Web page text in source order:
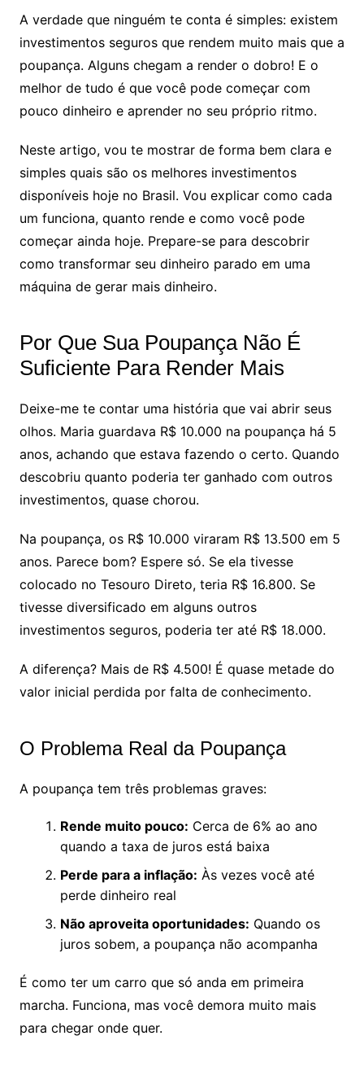
A verdade que ninguém te conta é simples: existem
investimentos seguros que rendem muito mais que a
poupança. Alguns chegam a render o dobro! E o
melhor de tudo é que você pode começar com
pouco dinheiro e aprender no seu próprio ritmo.
Neste artigo, vou te mostrar de forma bem clara e
simples quais são os melhores investimentos
disponíveis hoje no Brasil. Vou explicar como cada
um funciona, quanto rende e como você pode
começar ainda hoje. Prepare-se para descobrir
como transformar seu dinheiro parado em uma
máquina de gerar mais dinheiro.
Por Que Sua Poupança Não É
Suficiente Para Render Mais
Deixe-me te contar uma história que vai abrir seus
olhos. Maria guardava R$ 10.000 na poupança há 5
anos, achando que estava fazendo o certo. Quando
descobriu quanto poderia ter ganhado com outros
investimentos, quase chorou.
Na poupança, os R$ 10.000 viraram R$ 13.500 em 5
anos. Parece bom? Espere só. Se ela tivesse
colocado no Tesouro Direto, teria R$ 16.800. Se
tivesse diversificado em alguns outros
investimentos seguros, poderia ter até R$ 18.000.
A diferença? Mais de R$ 4.500! É quase metade do
valor inicial perdida por falta de conhecimento.
O Problema Real da Poupança
A poupança tem três problemas graves:
Rende muito pouco: Cerca de 6% ao ano
quando a taxa de juros está baixa
Perde para a inflação: Às vezes você até
perde dinheiro real
Não aproveita oportunidades: Quando os
juros sobem, a poupança não acompanha
É como ter um carro que só anda em primeira
marcha. Funciona, mas você demora muito mais
para chegar onde quer.